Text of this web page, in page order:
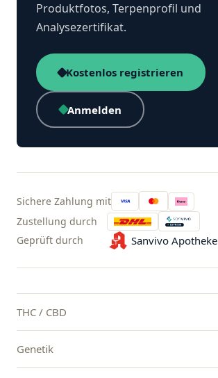
Produktfotos, Terpenprofil und
Analysezertifikat.
Kostenlos registrieren
Anmelden
Sichere Zahlung mit
Zustellung durch
Geprüft durch
Sanvivo Apotheke
THC / CBD
Genetik